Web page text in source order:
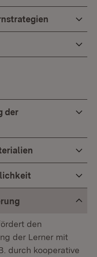
der
den
der Lerner mit
durch kooperative